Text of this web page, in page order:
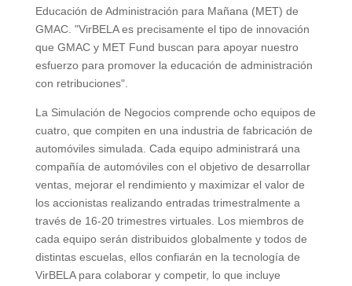
Educación de Administración para Mañana (MET) de
GMAC. "VirBELA es precisamente el tipo de innovación
que GMAC y MET Fund buscan para apoyar nuestro
esfuerzo para promover la educación de administración
con retribuciones".
La Simulación de Negocios comprende ocho equipos de
cuatro, que compiten en una industria de fabricación de
automóviles simulada. Cada equipo administrará una
compañía de automóviles con el objetivo de desarrollar
ventas, mejorar el rendimiento y maximizar el valor de
los accionistas realizando entradas trimestralmente a
través de 16-20 trimestres virtuales. Los miembros de
cada equipo serán distribuidos globalmente y todos de
distintas escuelas, ellos confiarán en la tecnología de
VirBELA para colaborar y competir, lo que incluye